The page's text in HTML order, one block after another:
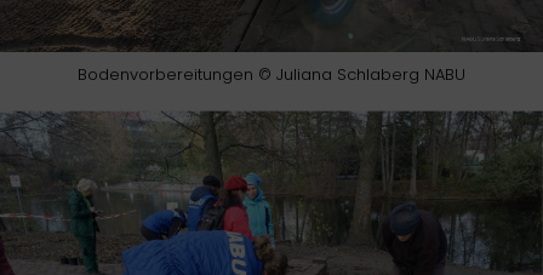
Bodenvorbereitungen © Juliana Schlaberg NABU